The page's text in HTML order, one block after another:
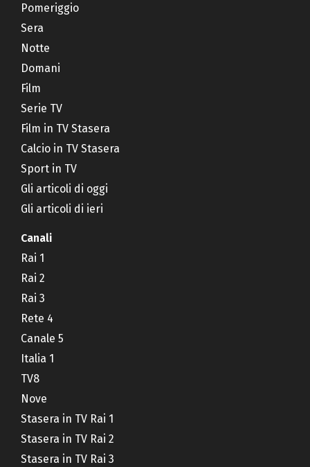
Pomeriggio
Sera
Notte
Domani
Film
Serie TV
Film in TV Stasera
Calcio in TV Stasera
Sport in TV
Gli articoli di oggi
Gli articoli di ieri
Canali
Rai 1
Rai 2
Rai 3
Rete 4
Canale 5
Italia 1
TV8
Nove
Stasera in TV Rai 1
Stasera in TV Rai 2
Stasera in TV Rai 3